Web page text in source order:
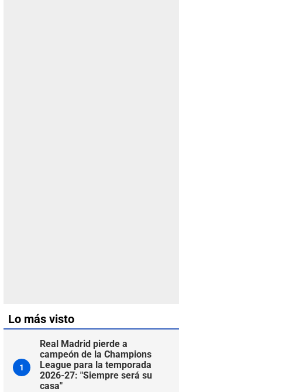
Lo más visto
1
Real Madrid pierde a
campeón de la Champions
League para la temporada
2026-27: "Siempre será su
casa"